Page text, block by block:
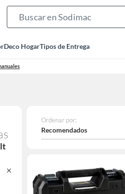
Deco HogarTipos de Entrega
Ordenar por:
Recomendados